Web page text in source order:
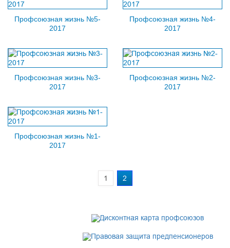
Профсоюзная жизнь №5-
2017
Профсоюзная жизнь №4-
2017
Профсоюзная жизнь №3-
2017
Профсоюзная жизнь №2-
2017
Профсоюзная жизнь №1-
2017
1 2